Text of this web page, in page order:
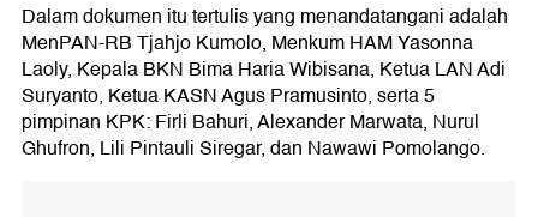
Dalam dokumen itu tertulis yang menandatangani adalah
MenPAN-RB Tjahjo Kumolo, Menkum HAM Yasonna
Laoly, Kepala BKN Bima Haria Wibisana, Ketua LAN Adi
Suryanto, Ketua KASN Agus Pramusinto, serta 5
pimpinan KPK: Firli Bahuri, Alexander Marwata, Nurul
Ghufron, Lili Pintauli Siregar, dan Nawawi Pomolango.